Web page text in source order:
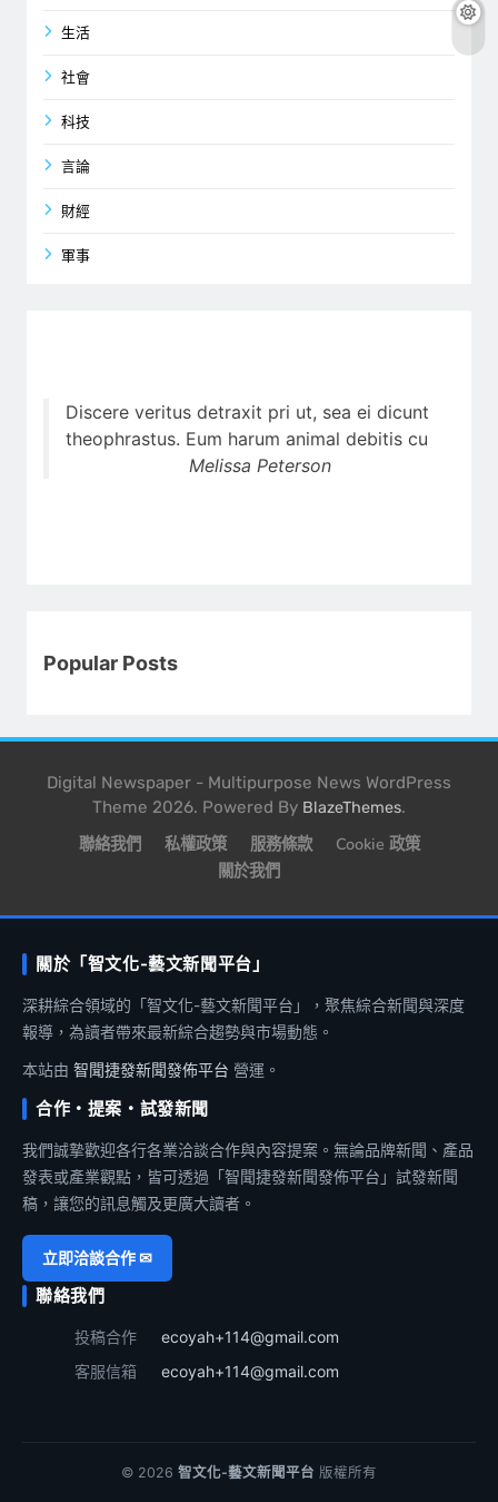
生活
社會
科技
言論
財經
軍事
Discere veritus detraxit pri ut, sea ei dicunt
theophrastus. Eum harum animal debitis cu
Melissa Peterson
Popular Posts
Digital Newspaper - Multipurpose News WordPress
Theme 2026. Powered By BlazeThemes.
聯絡我們 私權政策 服務條款
Cookie 政策
關於我們
關於「智文化-藝文新聞平台」
深耕綜合領域的「智文化-藝文新聞平台」，聚焦綜合新聞與深度
報導，為讀者帶來最新綜合趨勢與市場動態。
本站由 智聞捷發新聞發佈平台 營運。
合作・提案・試發新聞
我們誠摯歡迎各行各業洽談合作與內容提案。無論品牌新聞、產品
發表或產業觀點，皆可透過「智聞捷發新聞發佈平台」試發新聞
稿，讓您的訊息觸及更廣大讀者。
立即洽談合作 ✉
聯絡我們
投稿合作
ecoyah+114@gmail.com
客服信箱
ecoyah+114@gmail.com
© 2026 智文化-藝文新聞平台 版權所有